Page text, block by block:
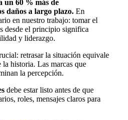
un 60 % más de
daños a largo plazo. En
en nuestro trabajo: tomar el
desde el principio significa
y liderazgo.
retrasar la situación equivale
historia. Las marcas que
la percepción.
debe estar listo antes de que
roles, mensajes claros para